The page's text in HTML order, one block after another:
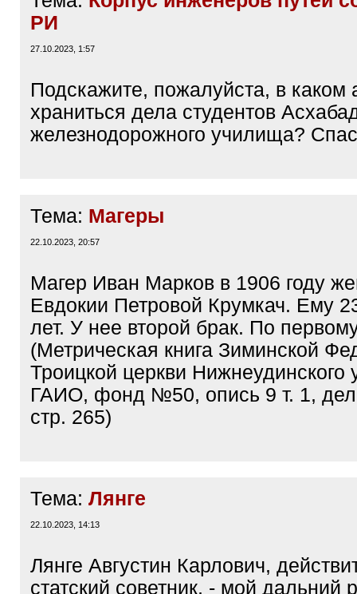
РИ
27.10.2023, 1:57
Подскажите, пожалуйста, в каком
храниться дела студентов
железнодорожного училища?
Тема: Магеры
22.10.2023, 20:57
Магер Иван Марков в 1906 году
Евдокии Петровой Крумкач. Ему
лет. У нее второй брак. По
(Метрическая книга Зиминской
Троицкой церкви Нижнеудинского
ГАИО, фонд №50, опись 9 т. 1,
стр. 265)
Тема: Лянге
22.10.2023, 14:13
Лянге Августин Карлович,
статский советник, - мой дальний